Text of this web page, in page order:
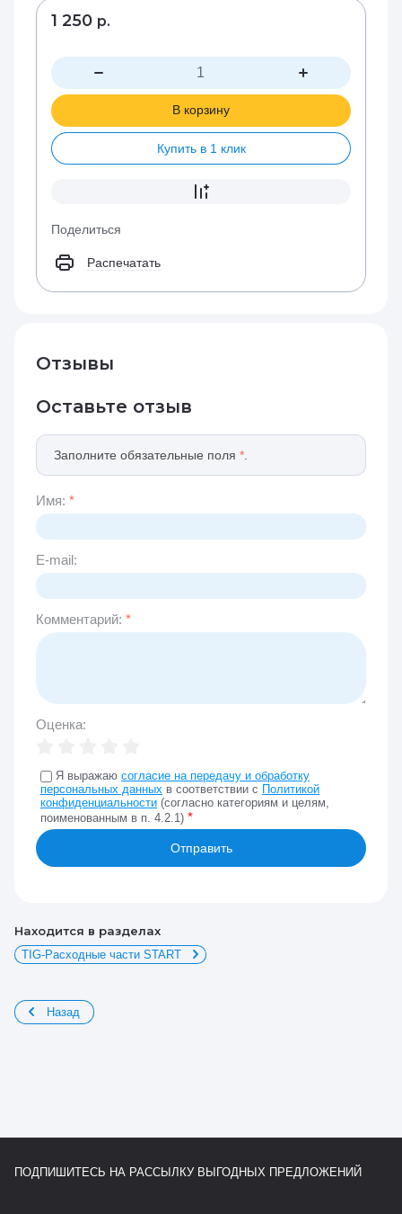
1 250 р.
В корзину
Купить в 1 клик
Поделиться
Распечатать
Отзывы
Оставьте отзыв
Заполните обязательные поля *
Имя: *
E-mail:
Комментарий: *
Оценка:
Я выражаю согласие на передачу и обработку
персональных данных в соответствии с Политикой
конфиденциальности (согласно категориям и целям,
поименованным в п. 4.2.1) *
Отправить
Находится в разделах
TIG-Расходные части START
Назад
ПОДПИШИТЕСЬ НА РАССЫЛКУ ВЫГОДНЫХ ПРЕДЛОЖЕНИЙ